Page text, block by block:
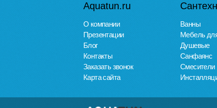
Aquatun.ru
О компании
Презентации
Блог
Контакты
Заказать звонок
Карта сайта
Ванны
Мебель
Душевые
Санфаянс
Смесители